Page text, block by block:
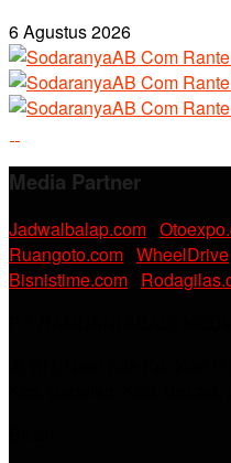
6 Agustus 2026
Media Partner
Jadwalbalap.com
Ruangoto.com WheelDrive
Bisnistime.com